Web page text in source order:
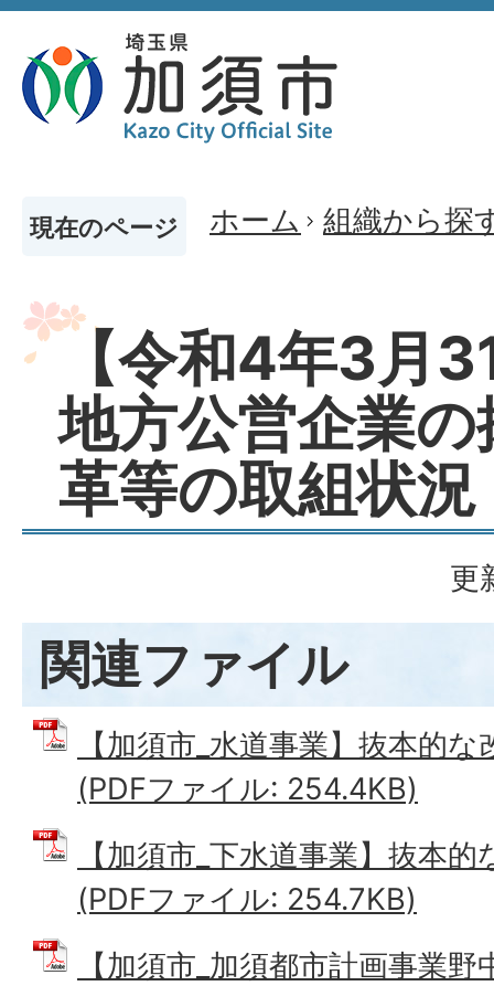
現在のページ ホーム 組織から探
【令和4年3月
地方公営企業
革等の取組状況
更
関連ファイル
【加須市_水道事業】抜本的
(PDFファイル: 254.4KB)
【加須市_下水道事業】抜本
(PDFファイル: 254.7KB)
【加須市_加須都市計画事業